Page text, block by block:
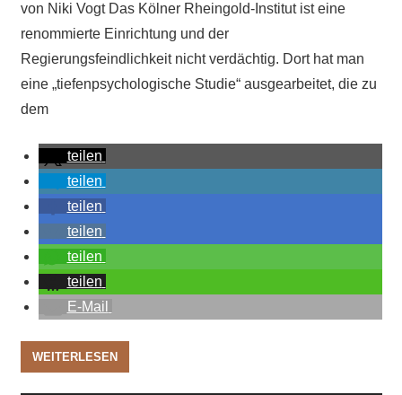
von Niki Vogt Das Kölner Rheingold-Institut ist eine
renommierte Einrichtung und der
Regierungsfeindlichkeit nicht verdächtig. Dort hat man
eine „tiefenpsychologische Studie“ ausgearbeitet, die zu
dem
teilen
teilen
teilen
teilen
teilen
teilen
E-Mail
WEITERLESEN